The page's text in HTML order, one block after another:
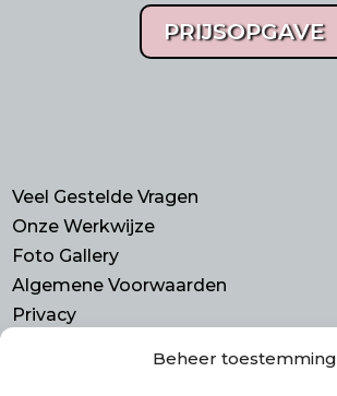
Beheer toestemming
PRIJSOPGAVE
Veel Gestelde Vragen
Onze Werkwijze
Foto Gallery
Algemene Voorwaarden
Privacy